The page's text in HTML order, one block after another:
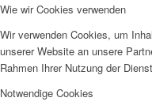
Wie wir Cookies verwenden
Wir verwenden Cookies, um
unserer Website an unsere
Rahmen Ihrer Nutzung der
Notwendige Cookies